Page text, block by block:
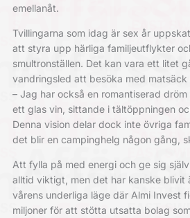
emellanåt.
Tvillingarna som idag är sex år
att styra upp härliga familjeutflykter
smultronställen. Det kan vara ett litet
vandringsled att besöka med
– Jag har också en romantiserad
ett glas vin, sittande i tältöppningen
Denna vision delar dock inte övriga
det blir en campinghelg någon gång,
Att fylla på med energi och ge sig
alltid viktigt, men det har kanske blivit
vårens underliga läge där Almi Invest
miljoner för att stötta utsatta bolag